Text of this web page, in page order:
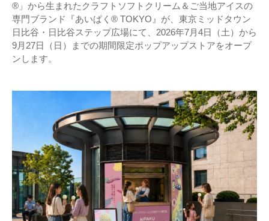
®」から生まれたクラフトソフトクリーム＆ご当地アイスの
専門ブランド『あいぱく® TOKYO』が、東京ミッドタウン
日比谷・日比谷ステップ広場にて、2026年7月4日（土）から
9月27日（日）までの期間限定ポップアップストアをオープ
ンします。